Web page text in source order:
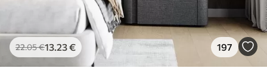
22.05€13 .23€ 197